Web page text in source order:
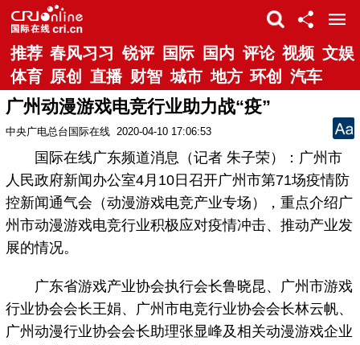
推荐 春风习习 锐评 国际 国内 评论 视频 文娱
体育 原创 直播 财智 城市 地方 环创 汽车
广州动漫游戏电竞行业助力战“疫”
中央广电总台国际在线 2020-04-10 17:06:53
国际在线广东频道消息（记者 朱子荣）：广州市
人民政府新闻办公室4月10日召开广州市第71场疫情防
控新闻通气会（动漫游戏电竞产业专场），重点介绍广
州市动漫游戏电竞行业积极应对疫情冲击、推动产业发
展的情况。
广东省游戏产业协会执行会长鲁晓昆、广州市游戏
行业协会会长王娟、广州市电竞行业协会会长林云帆、
广州动漫行业协会会长助理张显峰及相关动漫游戏企业